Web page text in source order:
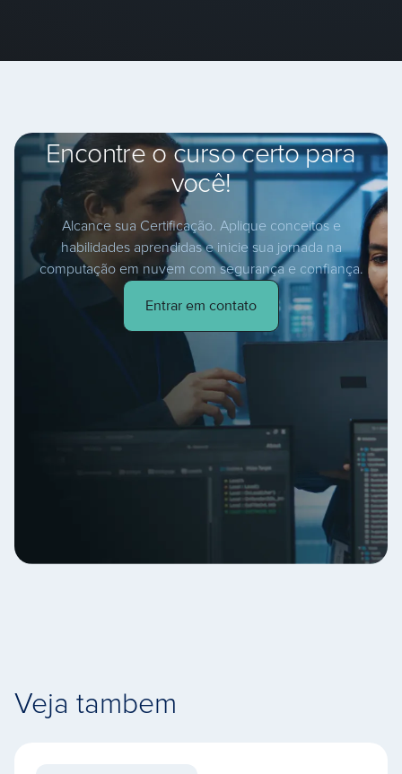
Encontre o curso certo para
você!
Alcance sua Certificação. Aplique conceitos e
habilidades aprendidas e inicie sua jornada na
computação em nuvem com segurança e confiança.
Entrar em contato
Veja tambem